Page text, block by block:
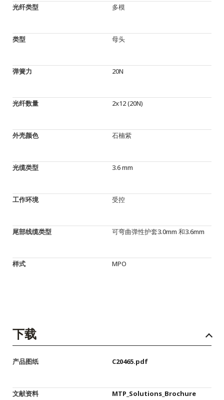
光纤类型 多模
类型 母头
弹簧力 20N
光纤数量 2x12 (20N)
外壳颜色 石楠紫
光缆类型 3.6 mm
工作环境 受控
尾部线缆类型 可弯曲弹性护套3.0mm 和3.6mm
样式 MPO
下载
产品图纸 C20465.pdf
文献资料 MTP_Solutions_Brochure